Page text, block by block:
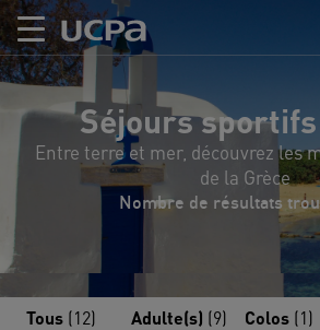
Séjours sportifs
Entre terre et mer, découvrez les
de la Grèce
Nombre de résultats
Tous (12) Adulte(s) (9) Colos (1)